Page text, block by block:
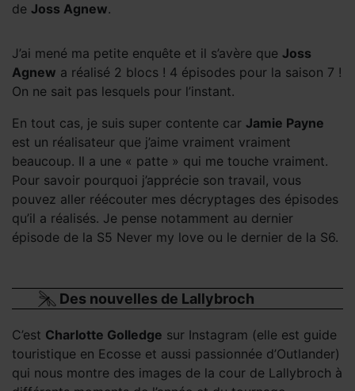
de Joss Agnew.
J’ai mené ma petite enquête et il s’avère que Joss
Agnew a réalisé 2 blocs ! 4 épisodes pour la saison 7 !
On ne sait pas lesquels pour l’instant.
En tout cas, je suis super contente car Jamie Payne
est un réalisateur que j’aime vraiment vraiment
beaucoup. Il a une « patte » qui me touche vraiment.
Pour savoir pourquoi j’apprécie son travail, vous
pouvez aller réécouter mes décryptages des épisodes
qu’il a réalisés. Je pense notamment au dernier
épisode de la S5 Never my love ou le dernier de la S6.
Des nouvelles de Lallybroch
C’est Charlotte Golledge sur Instagram (elle est guide
touristique en Ecosse et aussi passionnée d’Outlander)
qui nous montre des images de la cour de Lallybroch à